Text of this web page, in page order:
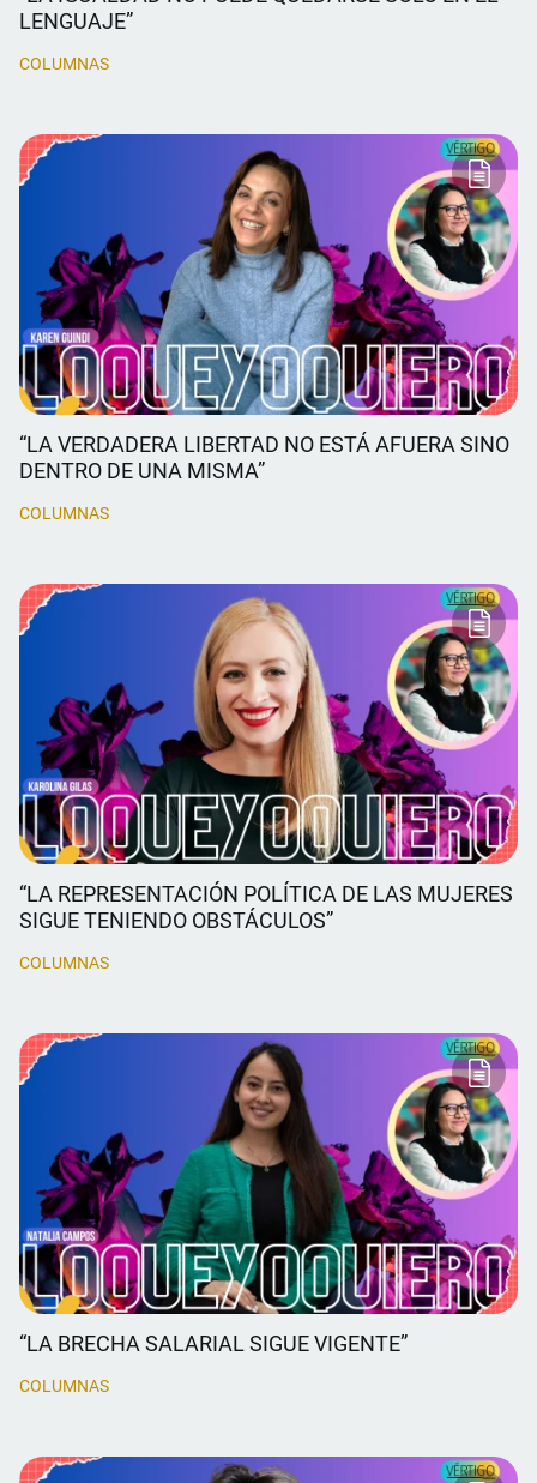
LENGUAJE”
COLUMNAS
“LA VERDADERA LIBERTAD NO ESTÁ AFUERA SINO
DENTRO DE UNA MISMA”
COLUMNAS
“LA REPRESENTACIÓN POLÍTICA DE LAS MUJERES
SIGUE TENIENDO OBSTÁCULOS”
COLUMNAS
“LA BRECHA SALARIAL SIGUE VIGENTE”
COLUMNAS